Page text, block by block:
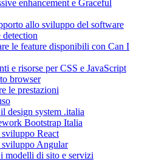
enhancement e Graceful
allo sviluppo del software
detection
le feature disponibili con Can I
e risorse per CSS e JavaScript
browser
le prestazioni
design system .italia
Bootstrap Italia
React
Angular
modelli di sito e servizi